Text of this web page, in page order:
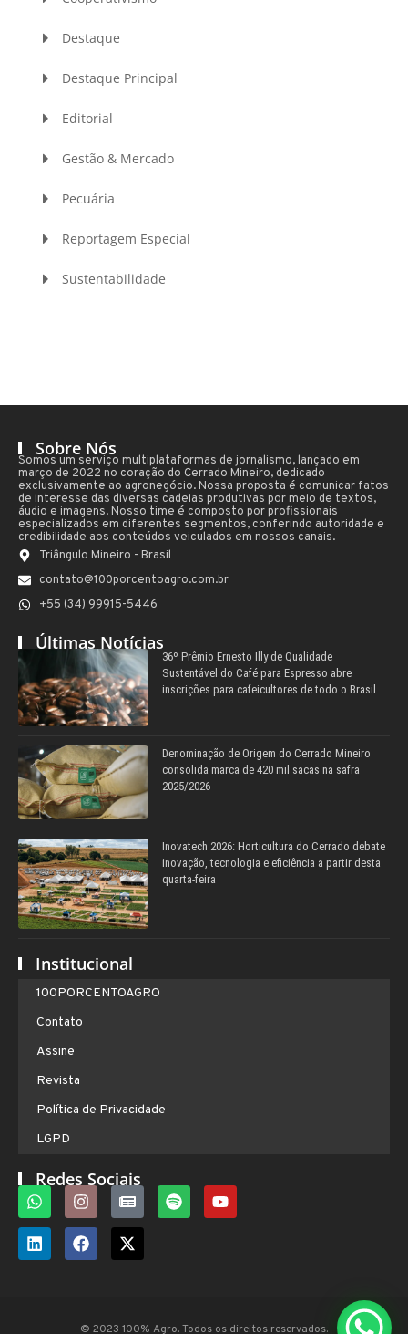
Destaque
Destaque Principal
Editorial
Gestão & Mercado
Pecuária
Reportagem Especial
Sustentabilidade
Sobre Nós
Somos um serviço multiplataformas de jornalismo, lançado em
março de 2022 no coração do Cerrado Mineiro, dedicado
exclusivamente ao agronegócio. Nossa proposta é comunicar fatos
de interesse das diversas cadeias produtivas por meio de textos,
áudio e imagens. Nosso time é composto por profissionais
especializados em diferentes segmentos, conferindo autoridade e
credibilidade aos conteúdos veiculados em nossos canais.
Triângulo Mineiro - Brasil
contato@100porcentoagro.com.br
+55 (34) 99915-5446
Últimas Notícias
36º Prêmio Ernesto Illy de Qualidade
Sustentável do Café para Espresso abre
inscrições para cafeicultores de todo o Brasil
Denominação de Origem do Cerrado Mineiro
consolida marca de 420 mil sacas na safra
2025/2026
Inovatech 2026: Horticultura do Cerrado debate
inovação, tecnologia e eficiência a partir desta
quarta-feira
Institucional
100PORCENTOAGRO
Contato
Assine
Revista
Política de Privacidade
LGPD
Redes Sociais
© 2023 100% Agro. Todos os direitos reservados.